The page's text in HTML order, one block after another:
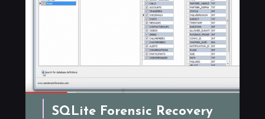
SQLite Forensic Recovery